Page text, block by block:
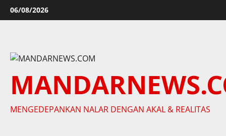
Skip
to
06/08/2026
MENGEDEPANKAN NALAR DENGAN AKAL & REALITAS